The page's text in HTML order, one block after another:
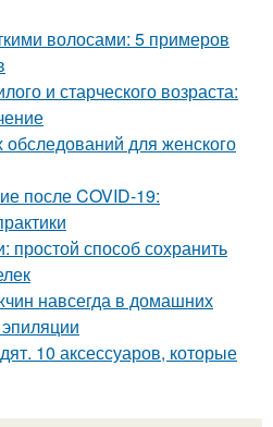
волосами: 5 примеров
и старческого возраста:
для женского
после COVID-19:
простой способ сохранить
навсегда в домашних
10 аксессуаров, которые